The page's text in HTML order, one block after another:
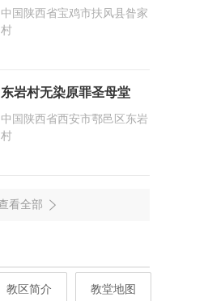
中国陕西省宝鸡市扶风县昝家
村
东岩村无染原罪圣母堂
中国陕西省西安市鄠邑区东岩
村
教区简介 教堂地图